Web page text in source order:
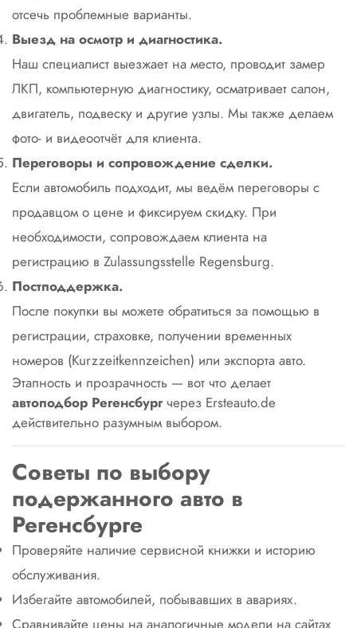
отсечь проблемные варианты.
Выезд на осмотр и диагностика.
Наш специалист выезжает на место, проводит замер
ЛКП, компьютерную диагностику, осматривает салон,
двигатель, подвеску и другие узлы. Мы также делаем
фото- и видеоотчёт для клиента.
Переговоры и сопровождение сделки.
Если автомобиль подходит, мы ведём переговоры с
продавцом о цене и фиксируем скидку. При
необходимости, сопровождаем клиента на
регистрацию в Zulassungsstelle Regensburg.
Постподдержка.
После покупки вы можете обратиться за помощью в
регистрации, страховке, получении временных
номеров (Kurzzeitkennzeichen) или экспорта авто.
Этапность и прозрачность — вот что делает
автоподбор Регенсбург через Ersteauto.de
действительно разумным выбором.
Советы по выбору
подержанного авто в
Регенсбурге
Проверяйте наличие сервисной книжки и историю
обслуживания.
Избегайте автомобилей, побывавших в авариях.
Сравнивайте цены на аналогичные модели на сайтах